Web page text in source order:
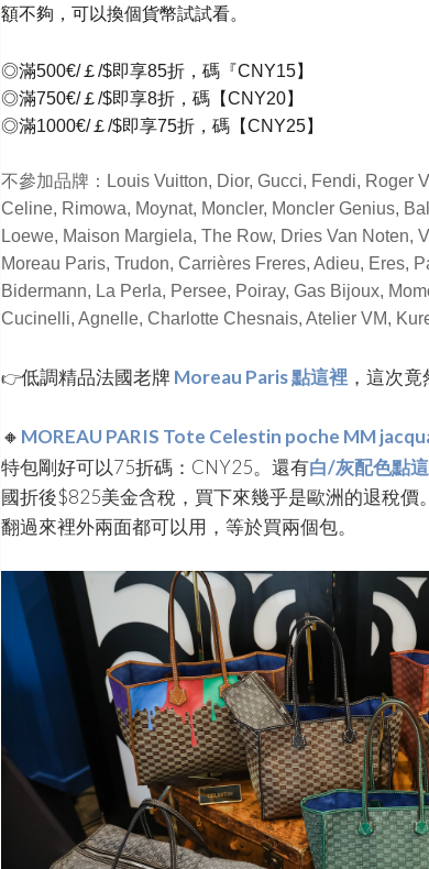
額不夠，可以換個貨幣試試看。
◎滿500€/￡/$即享85折，碼『CNY15】
◎滿750€/￡/$即享8折，碼【CNY20】
◎滿1000€/￡/$即享75折，碼【CNY25】
不參加品牌： Louis Vuitton, Dior, Gucci, Fendi, Roger
Celine, Rimowa, Moynat, Moncler, Moncler Genius,
Loewe, Maison Margiela, The Row, Dries Van Noten,
Moreau Paris, Trudon, Carrières Freres, Adieu, Eres,
Bidermann, La Perla, Persee, Poiray, Gas Bijoux,
Cucinelli, Agnelle, Charlotte Chesnais, Atelier VM,
👉低調精品法國老牌Moreau Paris 點這裡 ， 這次竟
🔸 MOREAU PARIS Tote Celestin poche MM
特包剛好可以75折碼：CNY25。還有白/灰配色點
國折後$825美金含稅，買下來幾乎是歐洲的退稅價
翻過來裡外兩面都可以用，等於買兩個包。